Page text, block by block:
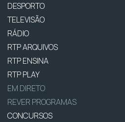
DESPORTO
TELEVISÃO
RÁDIO
RTP ARQUIVOS
RTP ENSINA
RTP PLAY
EM DIRETO
REVER PROGRAMAS
CONCURSOS